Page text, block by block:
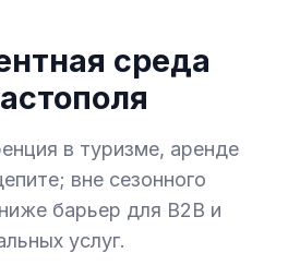
среда
в туризме, аренде
вне сезонного
барьер для B2B и
услуг.